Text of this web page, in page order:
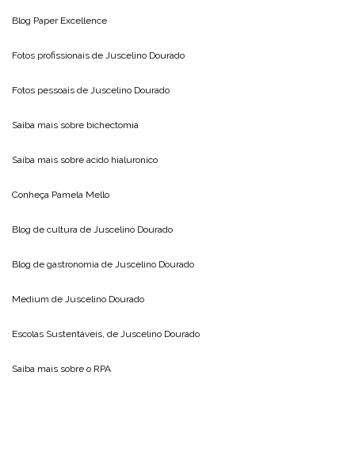
Blog Paper Excellence
Fotos profissionais de Juscelino Dourado
Fotos pessoais de Juscelino Dourado
Saiba mais sobre bichectomia
Saiba mais sobre acido hialuronico
Conheça Pamela Mello
Blog de cultura de Juscelino Dourado
Blog de gastronomia de Juscelino Dourado
Medium de Juscelino Dourado
Escolas Sustentáveis, de Juscelino Dourado
Saiba mais sobre o RPA